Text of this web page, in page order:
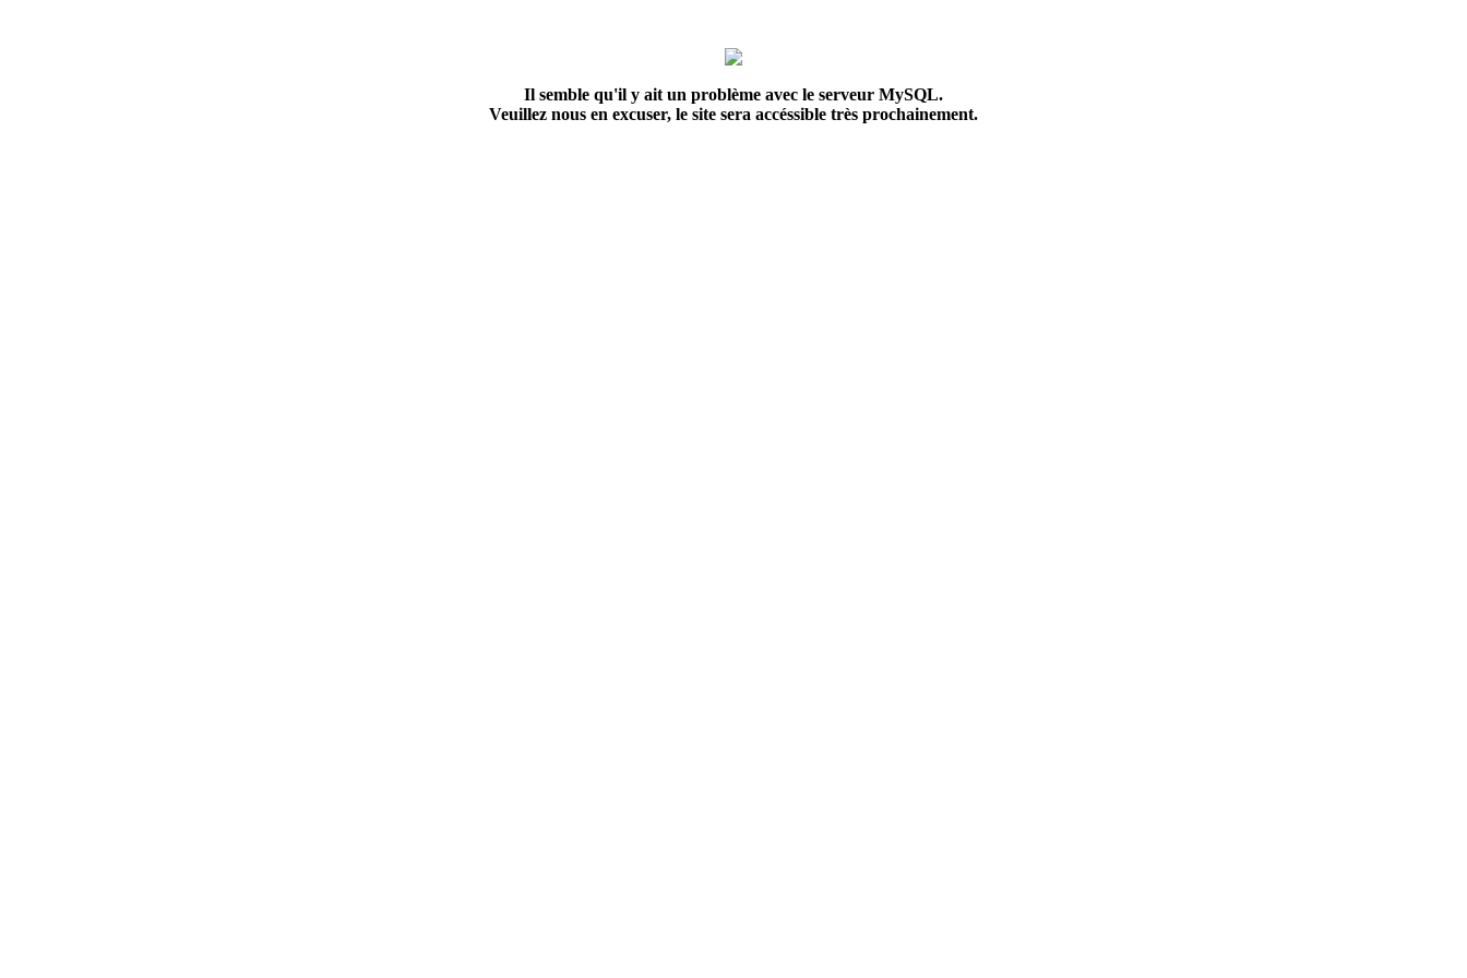
Il semble qu'il y ait un problème avec le serveur MySQL.
Veuillez nous en excuser, le site sera accéssible très prochainement.